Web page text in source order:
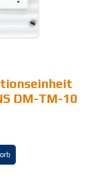
DM-TM-10